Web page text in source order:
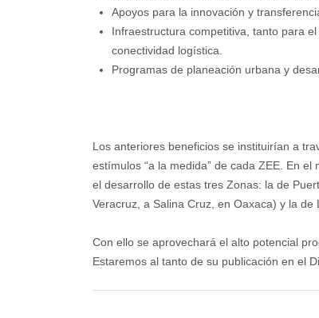
Apoyos para la innovación y
Infraestructura competitiva, tanto para
conectividad logística.
Programas de planeación urbana y
Los anteriores beneficios se instituirían a
estímulos “a la medida” de cada ZEE. En
el desarrollo de estas tres Zonas: la de
Veracruz, a Salina Cruz, en Oaxaca) y la
Con ello se aprovechará el alto potencial
Estaremos al tanto de su publicación en el